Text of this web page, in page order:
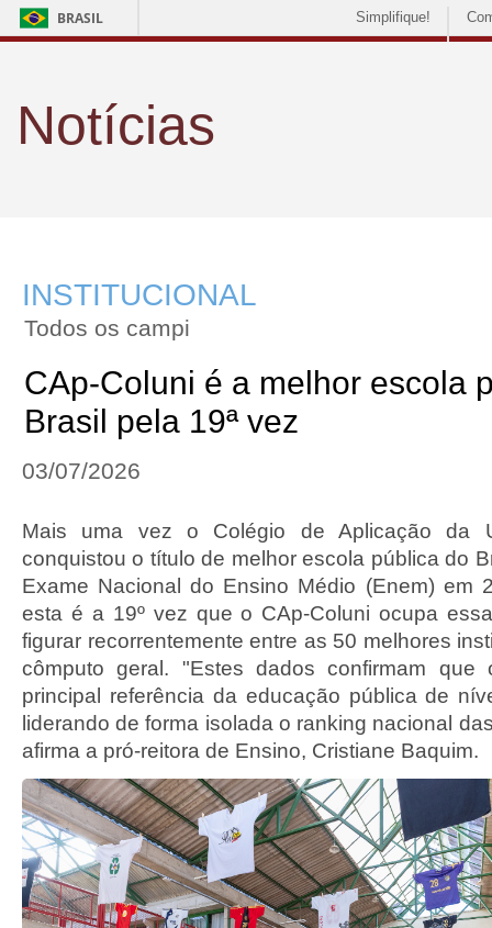
BRASIL Simplifique!
Notícias
INSTITUCIONAL
Todos os campi
CAp-Coluni é a melhor escola
Brasil pela 19ª vez
03/07/2026
Mais uma vez o Colégio de Aplicação da
conquistou o título de melhor escola pública do
Exame Nacional do Ensino Médio (Enem) em
esta é a 19º vez que o CAp-Coluni ocupa
figurar recorrentemente entre as 50 melhores
cômputo geral. "Estes dados confirmam
principal referência da educação pública de
liderando de forma isolada o ranking nacional
afirma a pró-reitora de Ensino, Cristiane Baquim.